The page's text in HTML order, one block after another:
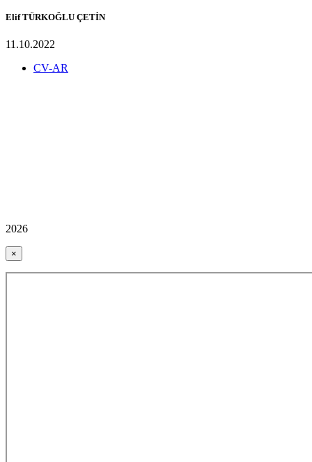
Elif TÜRKOĞLU ÇETİN
11.10.2022
CV-AR
2026
×